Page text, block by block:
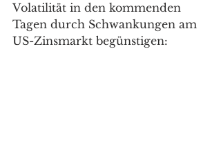
Volatilität in den kommenden
Tagen durch Schwankungen am
US-Zinsmarkt begünstigen: